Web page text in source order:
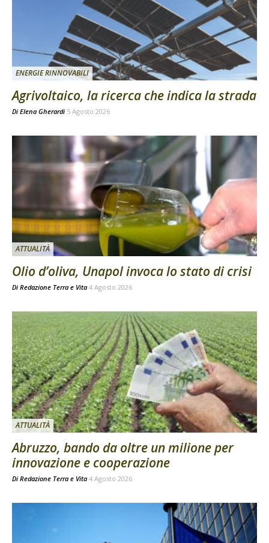
ENERGIE RINNOVABILI
Agrivoltaico, la ricerca che indica la strada
Di Elena Gherardi 5 Agosto 2026
ATTUALITÀ
Olio d’oliva, Unapol invoca lo stato di crisi
Di Redazione Terra e Vita 4 Agosto 2026
ATTUALITÀ
Abruzzo, bando da oltre un milione per
innovazione e cooperazione
Di Redazione Terra e Vita 4 Agosto 2026